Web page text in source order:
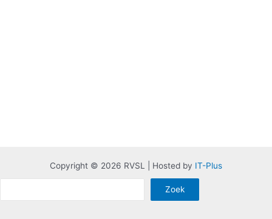
Copyright © 2026 RVSL | Hosted by IT-Plus
Zoek